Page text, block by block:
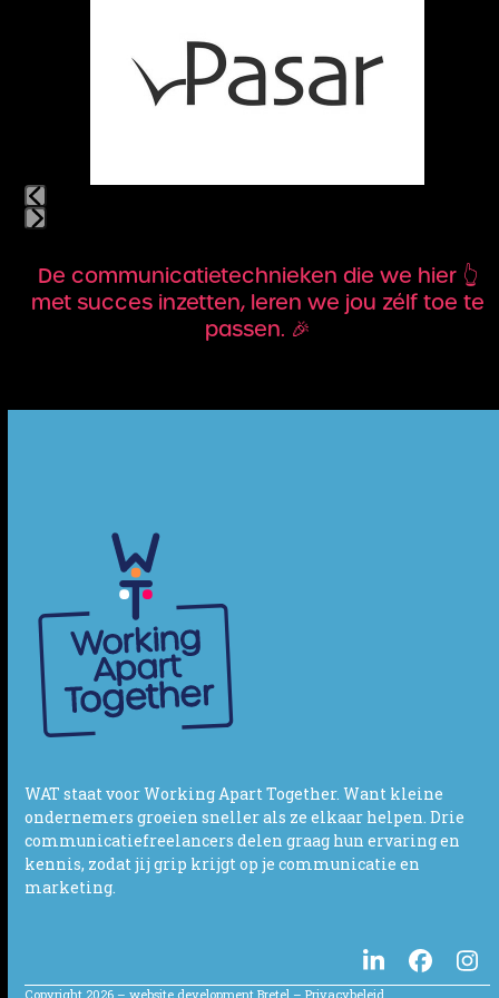
the
carousel
navigation
to
go
De communicatietechnieken die we hier 👆
met succes inzetten, leren we jou zélf toe te
passen. 🎉
WAT staat voor Working Apart Together. Want kleine
ondernemers groeien sneller als ze elkaar helpen. Drie
communicatiefreelancers delen graag hun ervaring en
kennis, zodat jij grip krijgt op je communicatie en
marketing.
LinkedIn
Copyright 2026 – website developmentBretel –Privacybeleid